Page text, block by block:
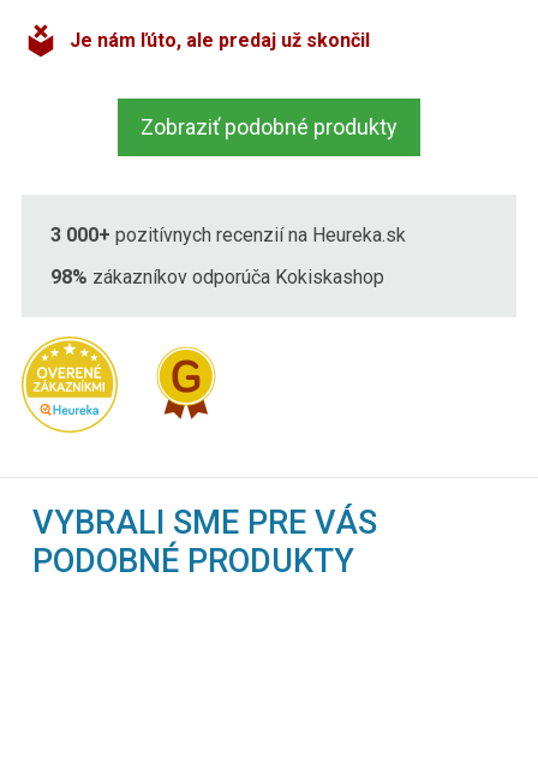
Je nám ľúto, ale predaj už skončil
Zobraziť podobné produkty
3 000+ pozitívnych recenzií na Heureka.sk
98% zákazníkov odporúča Kokiskashop
VYBRALI SME PRE VÁS
PODOBNÉ PRODUKTY